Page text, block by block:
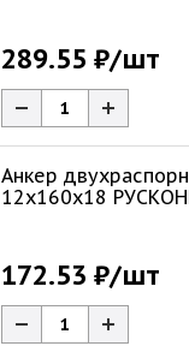
289.55 ₽/шт
Анкер
12х160х18
172.53 ₽/шт